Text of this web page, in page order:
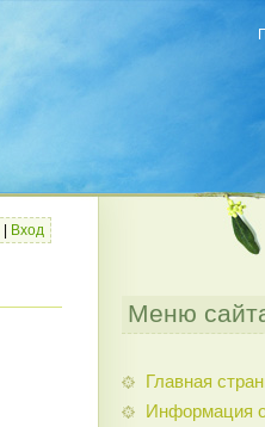
Вход
Меню
Главная
Информация